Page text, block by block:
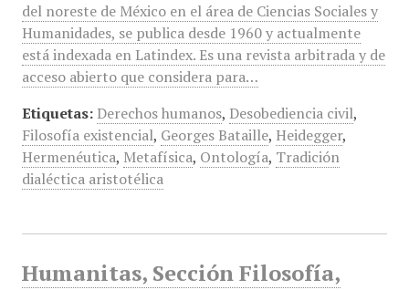
del noreste de México en el área de Ciencias Sociales y
Humanidades, se publica desde 1960 y actualmente
está indexada en Latindex. Es una revista arbitrada y de
acceso abierto que considera para…
Etiquetas: Derechos humanos, Desobediencia civil,
Filosofía existencial, Georges Bataille, Heidegger,
Hermenéutica, Metafísica, Ontología, Tradición
dialéctica aristotélica
Humanitas, Sección Filosofía,